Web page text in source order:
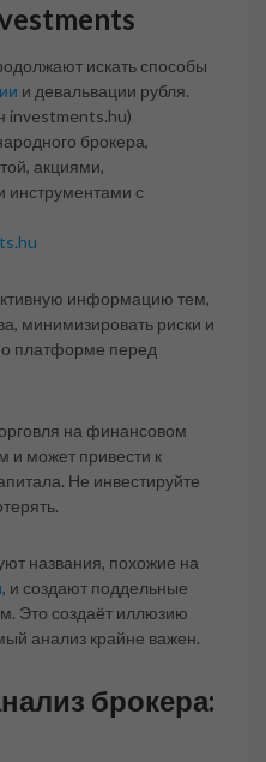
искать способы
и девальвации рубля.
investments.hu)
брокера,
акциями,
инструментами с
информацию тем,
минимизировать риски и
о платформе перед
на финансовом
и может привести к
Не инвестируйте
названия, похожие на
, и создают поддельные
Это создаёт иллюзию
анализ крайне важен.
брокера: